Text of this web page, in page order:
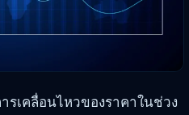
รเคลื่อนไหวของราคาในช่วง